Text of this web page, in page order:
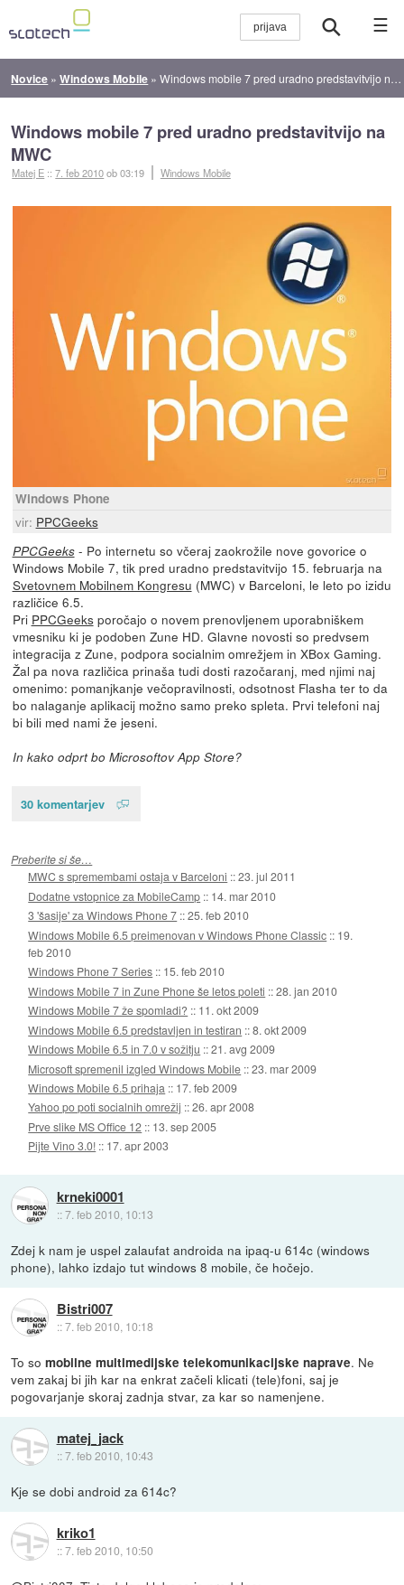
☰
Novice »Windows Mobile »Windows mobile 7 pred uradno predstavitvijo na MWC
Windows mobile 7 pred uradno predstavitvijo na
MWC
Matej E ::7. feb 2010ob 03:19 Windows Mobile
Windows Phone
vir: PPCGeeks
PPCGeeks- Po internetu so včeraj zaokrožile nove govorice o
Windows Mobile 7, tik pred uradno predstavitvijo 15. februarja na
Svetovnem Mobilnem Kongresu (MWC) v Barceloni, le leto po izidu
različice 6.5.
Pri PPCGeeksporočajo o novem prenovljenem uporabniškem
vmesniku ki je podoben Zune HD. Glavne novosti so predvsem
integracija z Zune, podpora socialnim omrežjem in XBox Gaming.
Žal pa nova različica prinaša tudi dosti razočaranj, med njimi naj
omenimo: pomanjkanje večopravilnosti, odsotnost Flasha ter to da
bo nalaganje aplikacij možno samo preko spleta. Prvi telefoni naj
bi bili med nami že jeseni.
In kako odprt bo Microsoftov App Store?
30 komentarjev
Preberite si še…
MWC s spremembami ostaja v Barceloni ::23. jul 2011
Dodatne vstopnice za MobileCamp :: 14. mar 2010
3 'šasije' za Windows Phone 7 ::25. feb 2010
Windows Mobile 6.5 preimenovan v Windows Phone Classic :: 19.
feb 2010
Windows Phone 7 Series :: 15. feb 2010
Windows Mobile 7 in Zune Phone še letos poleti ::28. jan 2010
Windows Mobile 7 že spomladi? :: 11. okt 2009
Windows Mobile 6.5 predstavljen in testiran ::8. okt 2009
Windows Mobile 6.5 in 7.0 v sožitju ::21. avg 2009
Microsoft spremenil izgled Windows Mobile ::23. mar 2009
Windows Mobile 6.5 prihaja :: 17. feb 2009
Yahoo po poti socialnih omrežij ::26. apr 2008
Prve slike MS Office 12 :: 13. sep 2005
Pijte Vino 3.0! :: 17. apr 2003
krneki0001
::7. feb 2010, 10:13
Zdej k nam je uspel zalaufat androida na ipaq-u 614c (windows
phone), lahko izdajo tut windows 8 mobile, če hočejo.
Bistri007
::7. feb 2010, 10:18
To somobilne multimedijske telekomunikacijske naprave. Ne
vem zakaj bi jih kar na enkrat začeli klicati (tele)foni, saj je
pogovarjanje skoraj zadnja stvar, za kar so namenjene.
matej_jack
::7. feb 2010, 10:43
Kje se dobi android za 614c?
kriko1
::7. feb 2010, 10:50